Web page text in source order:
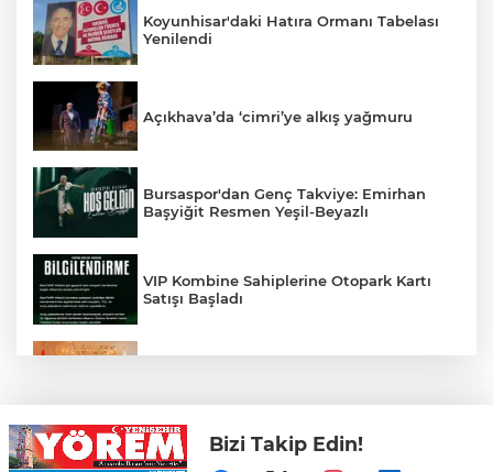
Koyunhisar'daki Hatıra Ormanı Tabelası
Yenilendi
Açıkhava’da ‘cimri’ye alkış yağmuru
Bursaspor'dan Genç Takviye: Emirhan
Başyiğit Resmen Yeşil-Beyazlı
VIP Kombine Sahiplerine Otopark Kartı
Satışı Başladı
Özel, ‘Sporun ve sporcunun yanındayız’
Bizi Takip Edin!